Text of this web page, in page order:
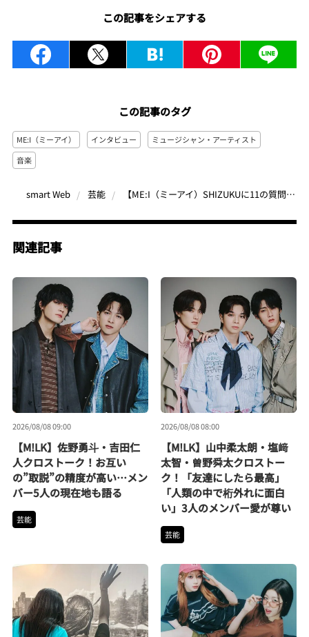
この記事をシェアする
この記事のタグ
ME:I（ミーアイ） インタビュー
ミュージシャン・アーティスト
音楽
smart Web 芸能 【ME:I（ミーアイ）SHIZUKUに11の質問】スマホ待ち受けは親友との写真♡ ふんわりオーラの中身をのぞき見！
関連記事
2026/08/08 09:00
【M!LK】佐野勇斗・吉田仁
人クロストーク！お互い
の”取説”の精度が高い…メン
バー5人の現在地も語る
芸能
2026/08/08 08:00
【M!LK】山中柔太朗・塩﨑
太智・曽野舜太クロストー
ク！「友達にしたら最高」
「人類の中で桁外れに面白
い」3人のメンバー愛が尊い
芸能